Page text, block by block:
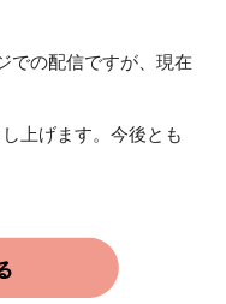
での配信ですが、現在
上げます。今後とも